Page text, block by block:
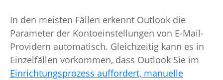
In den meisten Fällen erkennt Outlook die
Parameter der Kontoeinstellungen von E-Mail-
Providern automatisch. Gleichzeitig kann es in
Einzelfällen vorkommen, dass Outlook Sie im
Einrichtungsprozess auffordert, manuelle